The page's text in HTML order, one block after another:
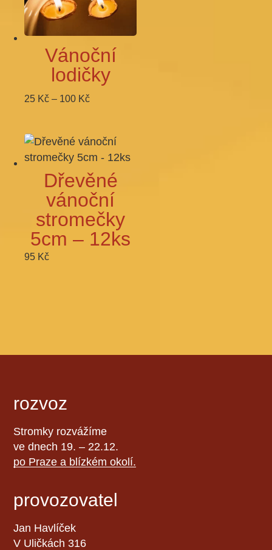
Vánoční
lodičky
25 Kč – 100 KčRozpětí
až
100 Kč
Dřevěné
vánoční
stromečky
5cm – 12ks
95 Kč
rozvoz
Stromky rozvážíme
ve dnech 19. – 22.12.
po Praze a blízkém okolí.
provozovatel
Jan Havlíček
V Uličkách 316